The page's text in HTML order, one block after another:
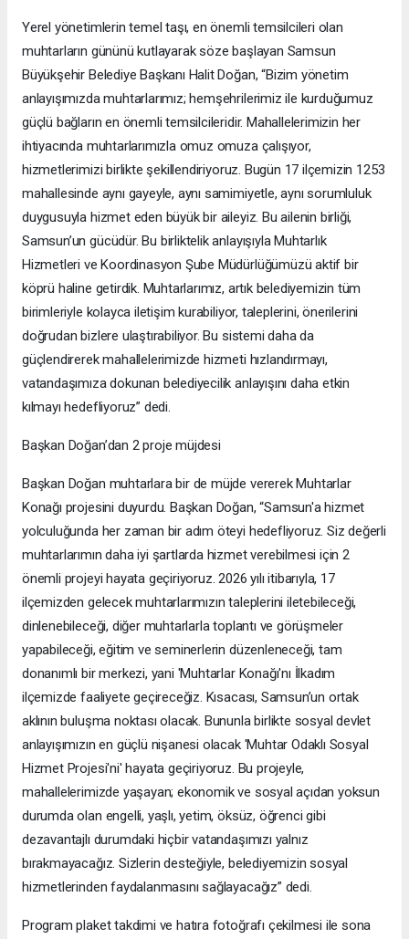
Yerel yönetimlerin temel taşı, en önemli temsilcileri olan
muhtarların gününü kutlayarak söze başlayan Samsun
Büyükşehir Belediye Başkanı Halit Doğan, “Bizim yönetim
anlayışımızda muhtarlarımız; hemşehrilerimiz ile kurduğumuz
güçlü bağların en önemli temsilcileridir. Mahallelerimizin her
ihtiyacında muhtarlarımızla omuz omuza çalışıyor,
hizmetlerimizi birlikte şekillendiriyoruz. Bugün 17 ilçemizin 1253
mahallesinde aynı gayeyle, aynı samimiyetle, aynı sorumluluk
duygusuyla hizmet eden büyük bir aileyiz. Bu ailenin birliği,
Samsun’un gücüdür. Bu birliktelik anlayışıyla Muhtarlık
Hizmetleri ve Koordinasyon Şube Müdürlüğümüzü aktif bir
köprü haline getirdik. Muhtarlarımız, artık belediyemizin tüm
birimleriyle kolayca iletişim kurabiliyor, taleplerini, önerilerini
doğrudan bizlere ulaştırabiliyor. Bu sistemi daha da
güçlendirerek mahallelerimizde hizmeti hızlandırmayı,
vatandaşımıza dokunan belediyecilik anlayışını daha etkin
kılmayı hedefliyoruz” dedi.
Başkan Doğan’dan 2 proje müjdesi
Başkan Doğan muhtarlara bir de müjde vererek Muhtarlar
Konağı projesini duyurdu. Başkan Doğan, “Samsun'a hizmet
yolculuğunda her zaman bir adım öteyi hedefliyoruz. Siz değerli
muhtarlarımın daha iyi şartlarda hizmet verebilmesi için 2
önemli projeyi hayata geçiriyoruz. 2026 yılı itibarıyla, 17
ilçemizden gelecek muhtarlarımızın taleplerini iletebileceği,
dinlenebileceği, diğer muhtarlarla toplantı ve görüşmeler
yapabileceği, eğitim ve seminerlerin düzenleneceği, tam
donanımlı bir merkezi, yani 'Muhtarlar Konağı'nı İlkadım
ilçemizde faaliyete geçireceğiz. Kısacası, Samsun’un ortak
aklının buluşma noktası olacak. Bununla birlikte sosyal devlet
anlayışımızın en güçlü nişanesi olacak 'Muhtar Odaklı Sosyal
Hizmet Projesi'ni' hayata geçiriyoruz. Bu projeyle,
mahallelerimizde yaşayan; ekonomik ve sosyal açıdan yoksun
durumda olan engelli, yaşlı, yetim, öksüz, öğrenci gibi
dezavantajlı durumdaki hiçbir vatandaşımızı yalnız
bırakmayacağız. Sizlerin desteğiyle, belediyemizin sosyal
hizmetlerinden faydalanmasını sağlayacağız” dedi.
Program plaket takdimi ve hatıra fotoğrafı çekilmesi ile sona